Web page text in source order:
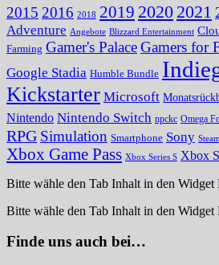
2015 2016 2018 2019 2020 2021
Adventure Angebote Blizzard Entertainment
Farming Gamer's PalaceGamers for
Google Stadia Humble Bundle
Kickstarter Microsoft
Nintendo Nintendo Switch npckc Omega
RPG Simulation Smartphone Sony Steam
Xbox Game Pass Xbox Series S Xbox
Bitte wähle den Tab Inhalt in den Widget
Bitte wähle den Tab Inhalt in den Widget
Finde uns auch bei…